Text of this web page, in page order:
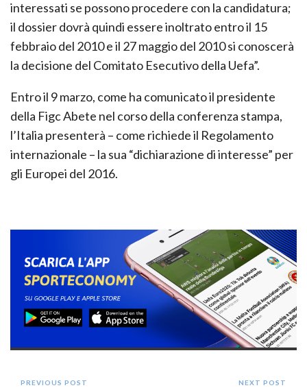
interessati se possono procedere con la candidatura;
il dossier dovrà quindi essere inoltrato entro il 15
febbraio del 2010 e il 27 maggio del 2010 si conoscerà
la decisione del Comitato Esecutivo della Uefa”.
Entro il 9 marzo, come ha comunicato il presidente
della Figc Abete nel corso della conferenza stampa,
l’Italia presenterà – come richiede il Regolamento
internazionale – la sua “dichiarazione di interesse” per
gli Europei del 2016.
PREVIOUS POST NEXT POST